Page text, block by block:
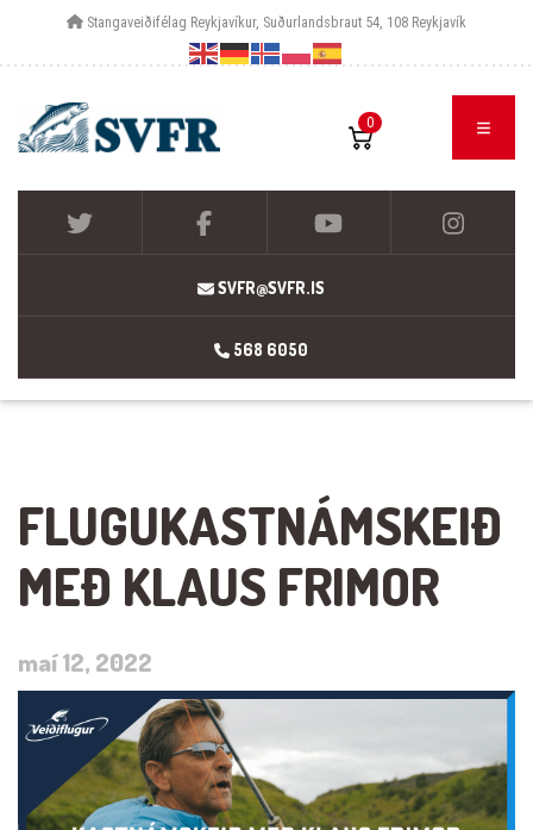
Stangaveiðifélag Reykjavíkur, Suðurlandsbraut 54, 108 Reykjavík
0
SVFR@SVFR.IS
568 6050
FLUGUKASTNÁMSKEIÐ
MEÐ KLAUS FRIMOR
maí 12, 2022